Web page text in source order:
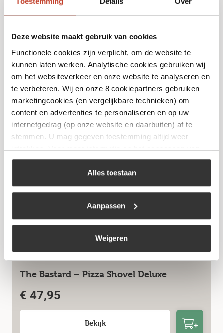
Deze website maakt gebruik van cookies
Functionele cookies zijn verplicht, om de website te
kunnen laten werken. Analytische cookies gebruiken wij
om het websiteverkeer en onze website te analyseren en
te verbeteren. Wij en onze 8 cookiepartners gebruiken
marketingcookies (en vergelijkbare technieken) om
content en advertenties te personaliseren en op uw
internetgedrag (op onze website en daarbuiten) af te
stemmen. U mag gegeven toestemming altijd weer
intrekken. Voor meer informatie en het aanpassen van
uw keuze op onze website verwijzen wij u naar ons
Alles toestaan
Aanpassen
Weigeren
The Bastard – Pizza Cutter
€27,95
Bekijk
The Bastard – Pizza Shovel Deluxe
€ 47,95
Bekijk